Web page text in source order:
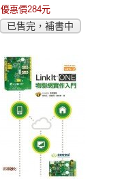
優惠價284元
已售完，補書中